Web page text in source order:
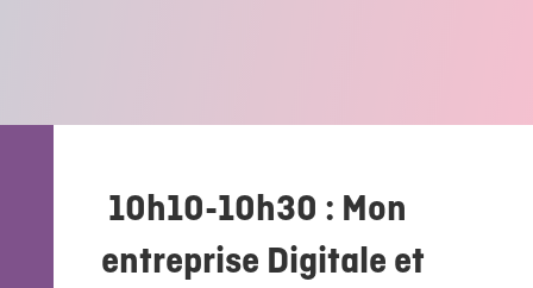
10h10-10h30 : Mon
entreprise Digitale et